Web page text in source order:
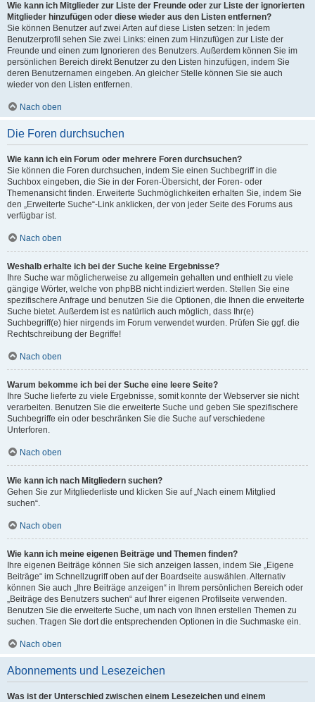
Wie kann ich Mitglieder zur Liste der Freunde oder zur Liste der ignorierten
Mitglieder hinzufügen oder diese wieder aus den Listen entfernen?
Sie können Benutzer auf zwei Arten auf diese Listen setzen: In jedem
Benutzerprofil sehen Sie zwei Links: einen zum Hinzufügen zur Liste der
Freunde und einen zum Ignorieren des Benutzers. Außerdem können Sie im
persönlichen Bereich direkt Benutzer zu den Listen hinzufügen, indem Sie
deren Benutzernamen eingeben. An gleicher Stelle können Sie sie auch
wieder von den Listen entfernen.
Nach oben
Die Foren durchsuchen
Wie kann ich ein Forum oder mehrere Foren durchsuchen?
Sie können die Foren durchsuchen, indem Sie einen Suchbegriff in die
Suchbox eingeben, die Sie in der Foren-Übersicht, der Foren- oder
Themenansicht finden. Erweiterte Suchmöglichkeiten erhalten Sie, indem Sie
den „Erweiterte Suche“-Link anklicken, der von jeder Seite des Forums aus
verfügbar ist.
Nach oben
Weshalb erhalte ich bei der Suche keine Ergebnisse?
Ihre Suche war möglicherweise zu allgemein gehalten und enthielt zu viele
gängige Wörter, welche von phpBB nicht indiziert werden. Stellen Sie eine
spezifischere Anfrage und benutzen Sie die Optionen, die Ihnen die erweiterte
Suche bietet. Außerdem ist es natürlich auch möglich, dass Ihr(e)
Suchbegriff(e) hier nirgends im Forum verwendet wurden. Prüfen Sie ggf. die
Rechtschreibung der Begriffe!
Nach oben
Warum bekomme ich bei der Suche eine leere Seite?
Ihre Suche lieferte zu viele Ergebnisse, somit konnte der Webserver sie nicht
verarbeiten. Benutzen Sie die erweiterte Suche und geben Sie spezifischere
Suchbegriffe ein oder beschränken Sie die Suche auf verschiedene
Unterforen.
Nach oben
Wie kann ich nach Mitgliedern suchen?
Gehen Sie zur Mitgliederliste und klicken Sie auf „Nach einem Mitglied
suchen“.
Nach oben
Wie kann ich meine eigenen Beiträge und Themen finden?
Ihre eigenen Beiträge können Sie sich anzeigen lassen, indem Sie „Eigene
Beiträge“ im Schnellzugriff oben auf der Boardseite auswählen. Alternativ
können Sie auch „Ihre Beiträge anzeigen“ in Ihrem persönlichen Bereich oder
„Beiträge des Benutzers suchen“ auf Ihrer eigenen Profilseite verwenden.
Benutzen Sie die erweiterte Suche, um nach von Ihnen erstellen Themen zu
suchen. Tragen Sie dort die entsprechenden Optionen in die Suchmaske ein.
Nach oben
Abonnements und Lesezeichen
Was ist der Unterschied zwischen einem Lesezeichen und einem